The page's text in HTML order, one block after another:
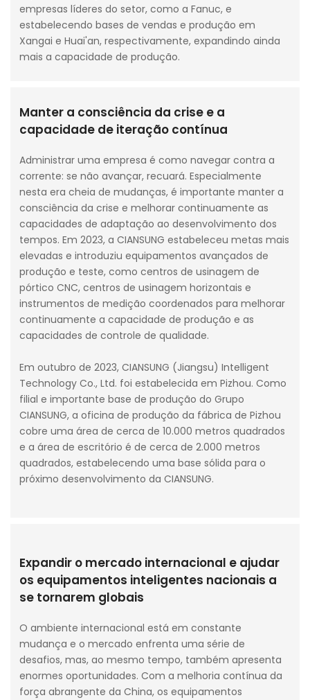
empresas líderes do setor, como a Fanuc, e
estabelecendo bases de vendas e produção em
Xangai e Huai'an, respectivamente, expandindo ainda
mais a capacidade de produção.
Manter a consciência da crise e a
capacidade de iteração contínua
Administrar uma empresa é como navegar contra a
corrente: se não avançar, recuará. Especialmente
nesta era cheia de mudanças, é importante manter a
consciência da crise e melhorar continuamente as
capacidades de adaptação ao desenvolvimento dos
tempos. Em 2023, a CIANSUNG estabeleceu metas mais
elevadas e introduziu equipamentos avançados de
produção e teste, como centros de usinagem de
pórtico CNC, centros de usinagem horizontais e
instrumentos de medição coordenados para melhorar
continuamente a capacidade de produção e as
capacidades de controle de qualidade.
Em outubro de 2023, CIANSUNG (Jiangsu) Intelligent
Technology Co., Ltd. foi estabelecida em Pizhou. Como
filial e importante base de produção do Grupo
CIANSUNG, a oficina de produção da fábrica de Pizhou
cobre uma área de cerca de 10.000 metros quadrados
e a área de escritório é de cerca de 2.000 metros
quadrados, estabelecendo uma base sólida para o
próximo desenvolvimento da CIANSUNG.
Expandir o mercado internacional e ajudar
os equipamentos inteligentes nacionais a
se tornarem globais
O ambiente internacional está em constante
mudança e o mercado enfrenta uma série de
desafios, mas, ao mesmo tempo, também apresenta
enormes oportunidades. Com a melhoria contínua da
força abrangente da China, os equipamentos